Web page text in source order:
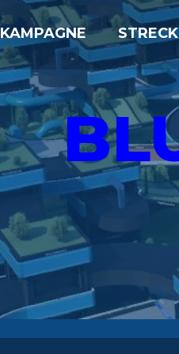
KAMPAGNE